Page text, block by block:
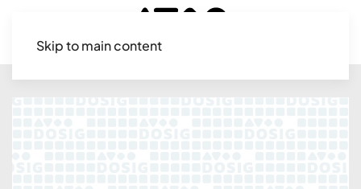
Skip to main content